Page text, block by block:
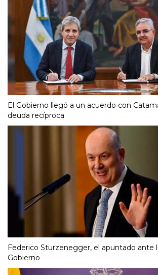
El Gobierno llegó a un acuerdo con
deuda recíproca
Federico Sturzenegger, el apuntado ante
Gobierno